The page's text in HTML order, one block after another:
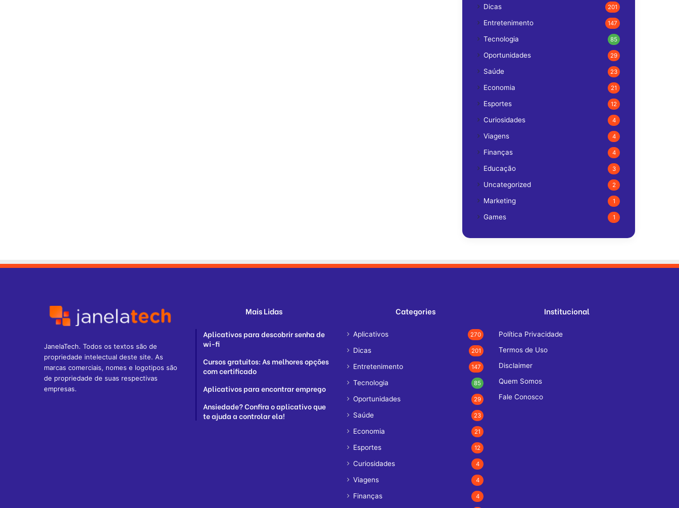
Dicas 201
Entretenimento 147
Tecnologia 85
Oportunidades 29
Saúde 23
Economia 21
Esportes 12
Curiosidades 4
Viagens 4
Finanças 4
Educação 3
Uncategorized 2
Marketing 1
Games 1
JanelaTech. Todos os textos são de
propriedade intelectual deste site. As
marcas comerciais, nomes e logotipos são
de propriedade de suas respectivas
empresas.
Mais Lidas
Aplicativos para descobrir senha de
wi-fi
Cursos gratuitos: As melhores opções
com certificado
Aplicativos para encontrar emprego
Ansiedade? Confira o aplicativo que
te ajuda a controlar ela!
Categories
Aplicativos 270
Dicas 201
Entretenimento 147
Tecnologia 85
Oportunidades 29
Saúde 23
Economia 21
Esportes 12
Curiosidades 4
Viagens 4
Finanças 4
Institucional
Política Privacidade
Termos de Uso
Disclaimer
Quem Somos
Fale Conosco